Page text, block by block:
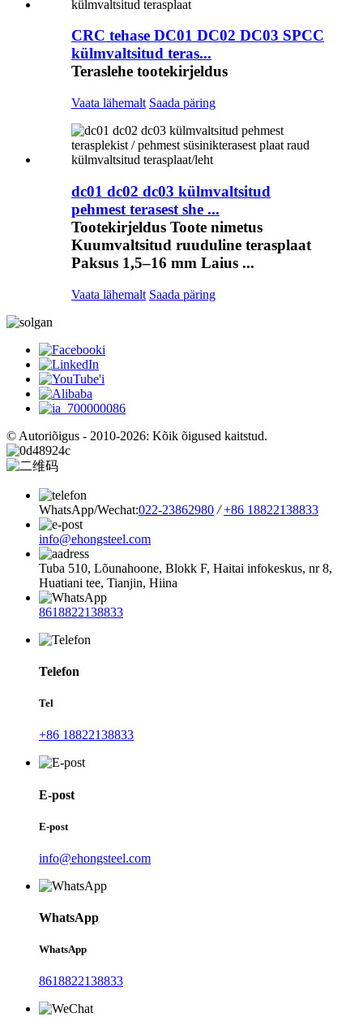
CRC tehase DC01 DC02 DC03 SPCC
külmvaltsitud teras...
Teraslehe tootekirjeldus
Vaata lähemalt Saada päring
dc01 dc02 dc03 külmvaltsitud
pehmest terasest she ...
Tootekirjeldus Toote nimetus
Kuumvaltsitud ruuduline terasplaat
Paksus 1,5–16 mm Laius ...
Vaata lähemalt Saada päring
© Autoriõigus - 2010-2026: Kõik õigused kaitstud.
WhatsApp/Wechat:022-23862980 / +86 18822138833
info@ehongsteel.com
Tuba 510, Lõunahoone, Blokk F, Haitai infokeskus, nr 8,
Huatiani tee, Tianjin, Hiina
8618822138833
Telefon
Tel
+86 18822138833
E-post
E-post
info@ehongsteel.com
WhatsApp
WhatsApp
8618822138833